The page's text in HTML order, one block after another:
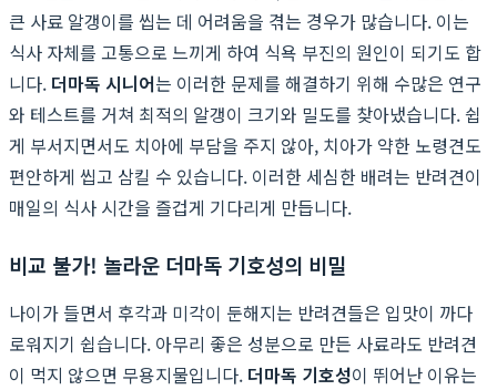
큰 사료 알갱이를 씹는 데 어려움을 겪는 경우가 많습니다. 이는
식사 자체를 고통으로 느끼게 하여 식욕 부진의 원인이 되기도 합
니다. 더마독 시니어는 이러한 문제를 해결하기 위해 수많은 연구
와 테스트를 거쳐 최적의 알갱이 크기와 밀도를 찾아냈습니다. 쉽
게 부서지면서도 치아에 부담을 주지 않아, 치아가 약한 노령견도
편안하게 씹고 삼킬 수 있습니다. 이러한 세심한 배려는 반려견이
매일의 식사 시간을 즐겁게 기다리게 만듭니다.
비교 불가! 놀라운 더마독 기호성의 비밀
나이가 들면서 후각과 미각이 둔해지는 반려견들은 입맛이 까다
로워지기 쉽습니다. 아무리 좋은 성분으로 만든 사료라도 반려견
이 먹지 않으면 무용지물입니다. 더마독 기호성이 뛰어난 이유는